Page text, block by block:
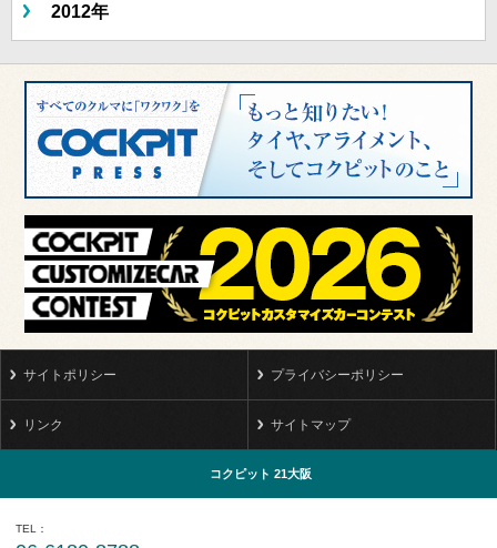
2012年
サイトポリシー プライバシーポリシー
リンク サイトマップ
コクピット 21大阪
TEL